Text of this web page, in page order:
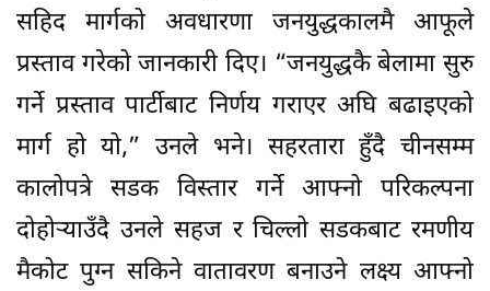
सहिद मार्गको अवधारणा जनयुद्धकालमै आफूले
प्रस्ताव गरेको जानकारी दिए। “जनयुद्धकै बेलामा सुरु
गर्ने प्रस्ताव पार्टीबाट निर्णय गराएर अघि बढाइएको
मार्ग हो यो,” उनले भने। सहरतारा हुँदै चीनसम्म
कालोपत्रे सडक विस्तार गर्ने आफ्नो परिकल्पना
दोहोर्‍याउँदै उनले सहज र चिल्लो सडकबाट रमणीय
मैकोट पुग्न सकिने वातावरण बनाउने लक्ष्य आफ्नो